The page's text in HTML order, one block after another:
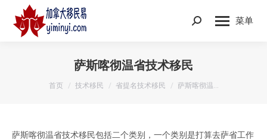
菜单
Search:
萨斯喀彻温省技术移民
您在这里：
首页 技术移民 省提名技术移民 萨斯喀彻温…
萨斯喀彻温省技术移民包括二个类别，一个类别是打算去萨省工作